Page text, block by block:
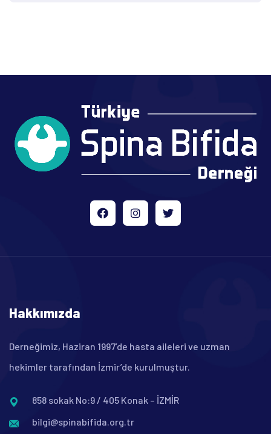
Hakkımızda
Derneğimiz, Haziran 1997’de hasta aileleri ve uzman
hekimler tarafından İzmir’de kurulmuştur.
858 sokak No:9 / 405 Konak – İZMİR
bilgi@spinabifida.org.tr